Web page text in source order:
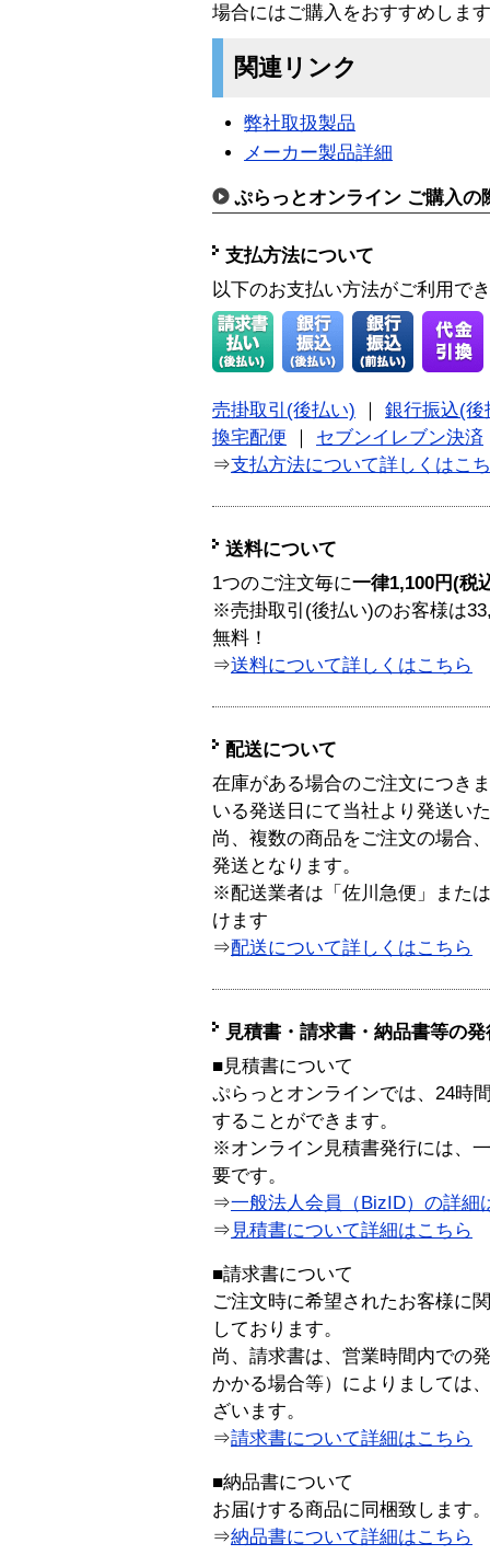
場合にはご購入をおすすめしま
関連リンク
弊社取扱製品
メーカー製品詳細
ぷらっとオンライン ご購入の
支払方法について
以下のお支払い方法がご利用で
売掛取引(後払い)
銀行振込(後
換宅配便
セブンイレブン決済
⇒支払方法について詳しくはこ
送料について
1つのご注文毎に一律1,100円(税
※売掛取引(後払い)のお客様は
無料！
⇒送料について詳しくはこちら
配送について
在庫がある場合のご注文につき
いる発送日にて当社より発送い
尚、複数の商品をご注文の場合
発送となります。
※配送業者は「佐川急便」また
けます
⇒配送について詳しくはこちら
見積書・請求書・納品書等の
■見積書について
ぷらっとオンラインでは、24時
することができます。
※オンライン見積書発行には、
要です。
⇒一般法人会員（BizID）の詳細
⇒ 見積書について詳細はこちら
■請求書について
ご注文時に希望されたお客様に
しております。
尚、請求書は、営業時間内での
かかる場合等）によりましては
ざいます。
⇒請求書について詳細はこちら
■納品書について
お届けする商品に同梱致します。
⇒納品書について詳細はこちら